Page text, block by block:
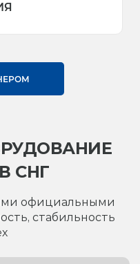
СНГ
официальными
стабильность